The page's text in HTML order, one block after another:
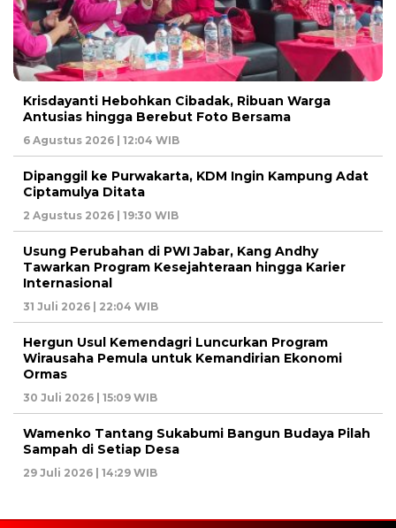
Krisdayanti Hebohkan Cibadak, Ribuan Warga
Antusias hingga Berebut Foto Bersama
6 Agustus 2026 | 12:04 WIB
Dipanggil ke Purwakarta, KDM Ingin Kampung Adat
Ciptamulya Ditata
2 Agustus 2026 | 19:30 WIB
Usung Perubahan di PWI Jabar, Kang Andhy
Tawarkan Program Kesejahteraan hingga Karier
Internasional
31 Juli 2026 | 22:04 WIB
Hergun Usul Kemendagri Luncurkan Program
Wirausaha Pemula untuk Kemandirian Ekonomi
Ormas
30 Juli 2026 | 15:09 WIB
Wamenko Tantang Sukabumi Bangun Budaya Pilah
Sampah di Setiap Desa
29 Juli 2026 | 14:29 WIB